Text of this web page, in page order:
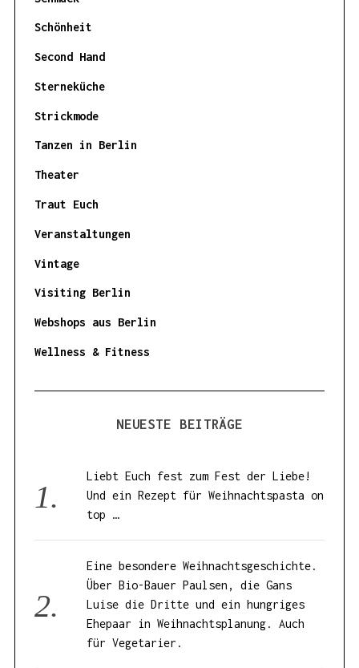
Schönheit
Second Hand
Sterneküche
Strickmode
Tanzen in Berlin
Theater
Traut Euch
Veranstaltungen
Vintage
Visiting Berlin
Webshops aus Berlin
Wellness & Fitness
NEUESTE BEITRÄGE
Liebt Euch fest zum Fest der Liebe!
Und ein Rezept für Weihnachtspasta on
top …
Eine besondere Weihnachtsgeschichte.
Über Bio-Bauer Paulsen, die Gans
Luise die Dritte und ein hungriges
Ehepaar in Weihnachtsplanung. Auch
für Vegetarier.